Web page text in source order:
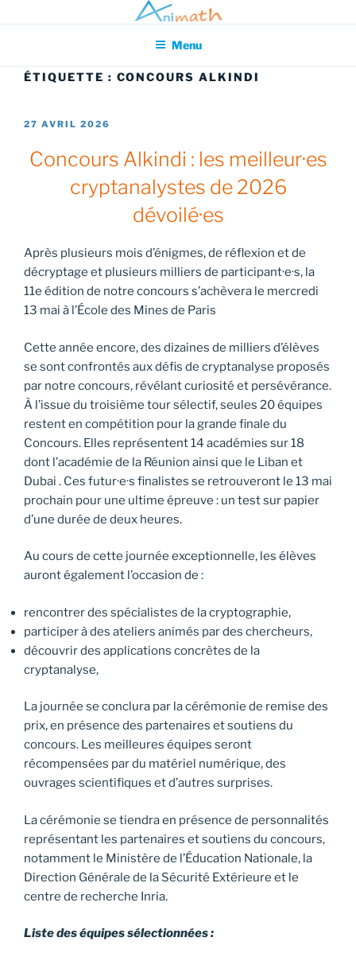
au
principal
Association pour l'Animation en Mathématiques
Menu
ÉTIQUETTE : CONCOURS ALKINDI
PUBLIÉ
27 AVRIL 2026
Concours Alkindi : les meilleur·es
cryptanalystes de 2026
dévoilé·es
Après plusieurs mois d’énigmes, de réflexion et de
décryptage et plusieurs milliers de participant·e·s, la
11e édition de notre concours s’achèvera le mercredi
13 mai à l’École des Mines de Paris
Cette année encore, des dizaines de milliers d’élèves
se sont confrontés aux défis de cryptanalyse proposés
par notre concours, révélant curiosité et persévérance.
À l’issue du troisième tour sélectif, seules 20 équipes
restent en compétition pour la grande finale du
Concours. Elles représentent 14 académies sur 18
dont l’académie de la Réunion ainsi que le Liban et
Dubai . Ces futur·e·s finalistes se retrouveront le 13 mai
prochain pour une ultime épreuve : un test sur papier
d’une durée de deux heures.
Au cours de cette journée exceptionnelle, les élèves
auront également l’occasion de :
rencontrer des spécialistes de la cryptographie,
participer à des ateliers animés par des chercheurs,
découvrir des applications concrètes de la
cryptanalyse,
La journée se conclura par la cérémonie de remise des
prix, en présence des partenaires et soutiens du
concours. Les meilleures équipes seront
récompensées par du matériel numérique, des
ouvrages scientifiques et d’autres surprises.
La cérémonie se tiendra en présence de personnalités
représentant les partenaires et soutiens du concours,
notamment le Ministère de l’Éducation Nationale, la
Direction Générale de la Sécurité Extérieure et le
centre de recherche Inria.
Liste des équipes sélectionnées :